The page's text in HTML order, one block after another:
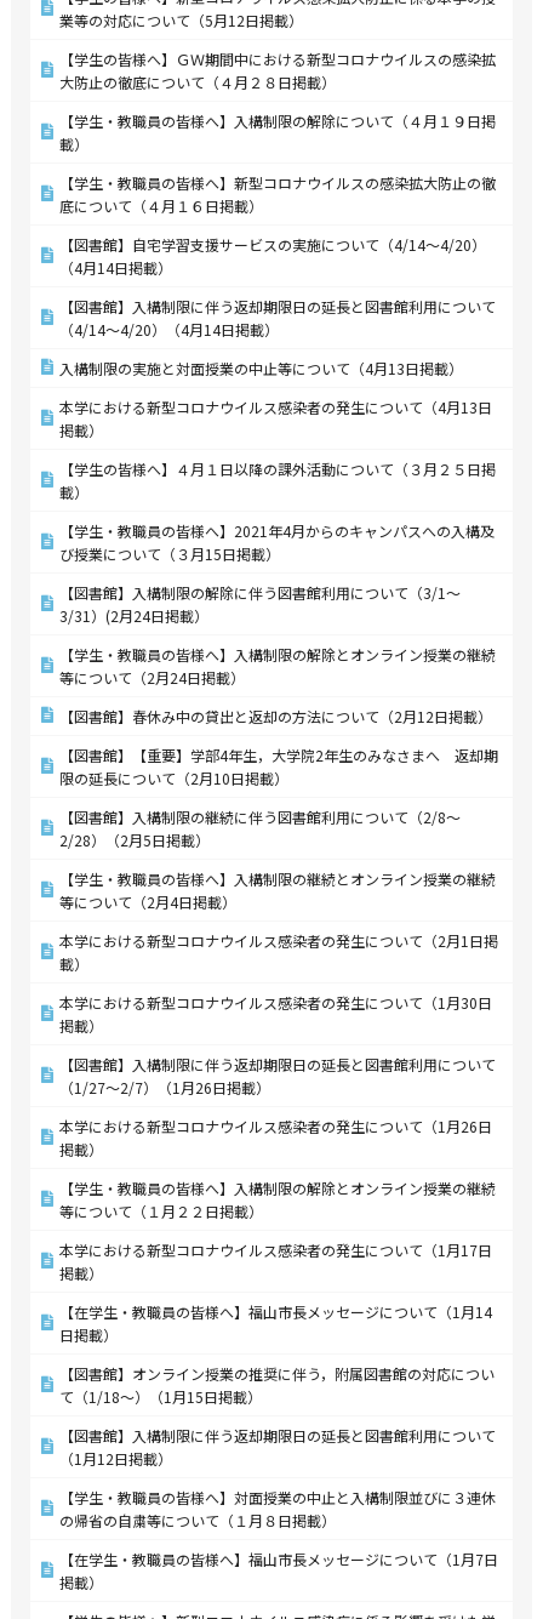
業等の対応について（5月12日掲載）
【学生の皆様へ】ＧＷ期間中における新型コロナウイルスの感染拡
大防止の徹底について（４月２８日掲載）
【学生・教職員の皆様へ】入構制限の解除について（４月１９日掲
載）
【学生・教職員の皆様へ】新型コロナウイルスの感染拡大防止の徹
底について（４月１６日掲載）
【図書館】自宅学習支援サービスの実施について（4/14～4/20）
（4月14日掲載）
【図書館】入構制限に伴う返却期限日の延長と図書館利用について
（4/14～4/20）（4月14日掲載）
入構制限の実施と対面授業の中止等について（4月13日掲載）
本学における新型コロナウイルス感染者の発生について（4月13日
掲載）
【学生の皆様へ】４月１日以降の課外活動について（３月２５日掲
載）
【学生・教職員の皆様へ】2021年4月からのキャンパスへの入構及
び授業について（３月15日掲載）
【図書館】入構制限の解除に伴う図書館利用について（3/1～
3/31）(2月24日掲載）
【学生・教職員の皆様へ】入構制限の解除とオンライン授業の継続
等について（2月24日掲載）
【図書館】春休み中の貸出と返却の方法について（2月12日掲載）
【図書館】【重要】学部4年生，大学院2年生のみなさまへ 返却期
限の延長について（2月10日掲載）
【図書館】入構制限の継続に伴う図書館利用について（2/8～
2/28）（2月5日掲載）
【学生・教職員の皆様へ】入構制限の継続とオンライン授業の継続
等について（2月4日掲載）
本学における新型コロナウイルス感染者の発生について（2月1日掲
載）
本学における新型コロナウイルス感染者の発生について（1月30日
掲載）
【図書館】入構制限に伴う返却期限日の延長と図書館利用について
（1/27～2/7）（1月26日掲載）
本学における新型コロナウイルス感染者の発生について（1月26日
掲載）
【学生・教職員の皆様へ】入構制限の解除とオンライン授業の継続
等について（１月２２日掲載）
本学における新型コロナウイルス感染者の発生について（1月17日
掲載）
【在学生・教職員の皆様へ】福山市長メッセージについて（1月14
日掲載）
【図書館】オンライン授業の推奨に伴う，附属図書館の対応につい
て（1/18～）（1月15日掲載）
【図書館】入構制限に伴う返却期限日の延長と図書館利用について
（1月12日掲載）
【学生・教職員の皆様へ】対面授業の中止と入構制限並びに３連休
の帰省の自粛等について（１月８日掲載）
【在学生・教職員の皆様へ】福山市長メッセージについて（1月7日
掲載）